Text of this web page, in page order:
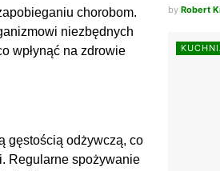
chorobom.
niezbędnych
wpłynąć na zdrowie
gęstością odżywczą, co
Regularne spożywanie
by Robert